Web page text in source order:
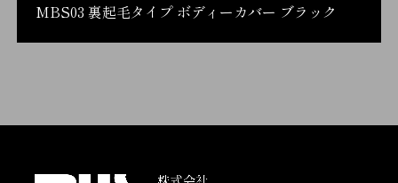
MBS03 裏起毛タイプ ボディーカバー ブラック